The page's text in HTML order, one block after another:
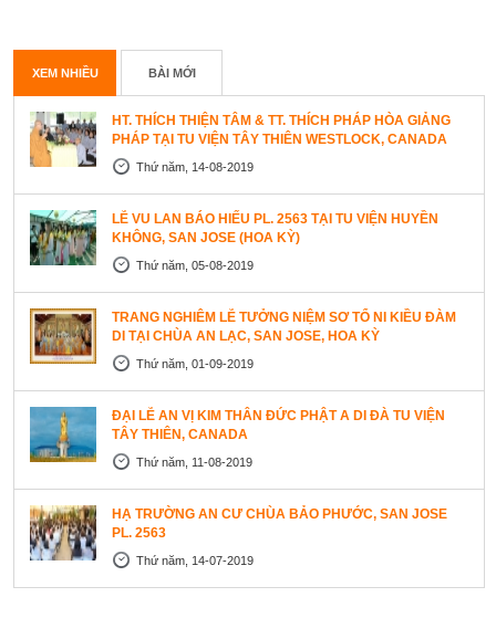
XEM NHIỀU BÀI MỚI
HT. THÍCH THIỆN TÂM & TT. THÍCH PHÁP HÒA GIẢNG
PHÁP TẠI TU VIỆN TÂY THIÊN WESTLOCK, CANADA
Thứ năm, 14-08-2019
LỄ VU LAN BÁO HIẾU PL. 2563 TẠI TU VIỆN HUYỀN
KHÔNG, SAN JOSE (HOA KỲ)
Thứ năm, 05-08-2019
TRANG NGHIÊM LỄ TƯỞNG NIỆM SƠ TỔ NI KIỀU ĐÀM
DI TẠI CHÙA AN LẠC, SAN JOSE, HOA KỲ
Thứ năm, 01-09-2019
ĐẠI LỄ AN VỊ KIM THÂN ĐỨC PHẬT A DI ĐÀ TU VIỆN
TÂY THIÊN, CANADA
Thứ năm, 11-08-2019
HẠ TRƯỜNG AN CƯ CHÙA BẢO PHƯỚC, SAN JOSE
PL. 2563
Thứ năm, 14-07-2019